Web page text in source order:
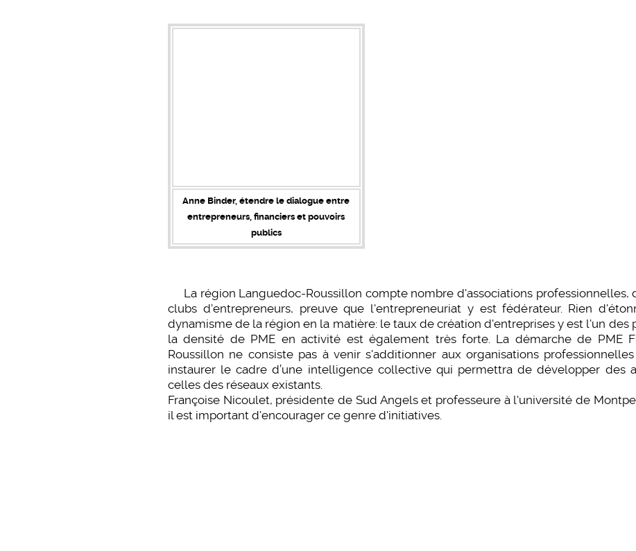
Anne Binder, étendre le dialogue entre
entrepreneurs, financiers et pouvoirs
publics
La région Languedoc-Roussillon compte nombre d'associations professionnelles,
clubs d'entrepreneurs, preuve que l'entrepreneuriat y est fédérateur. Rien
dynamisme de la région en la matière: le taux de création d'entreprises y est l'un des
la densité de PME en activité est également très forte. La démarche de PME
Roussillon ne consiste pas à venir s'additionner aux organisations
instaurer le cadre d’une intelligence collective qui permettra de développer des
celles des réseaux existants.
Françoise Nicoulet, présidente de Sud Angels et professeure à l'université de
il est important d'encourager ce genre d'initiatives.